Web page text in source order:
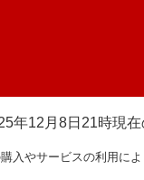
年12月8日21時現
入やサービスの利用に